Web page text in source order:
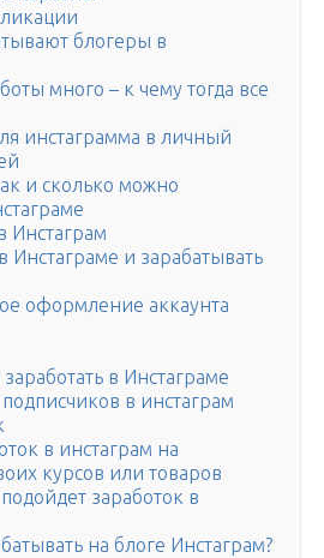
блогеры в
много – к чему тогда все
инстаграмма в личный
и сколько можно
Инстаграм
Инстаграме и зарабатывать
оформление аккаунта
в Инстаграме
в инстаграм
в инстаграм на
курсов или товаров
заработок в
на блоге Инстаграм?